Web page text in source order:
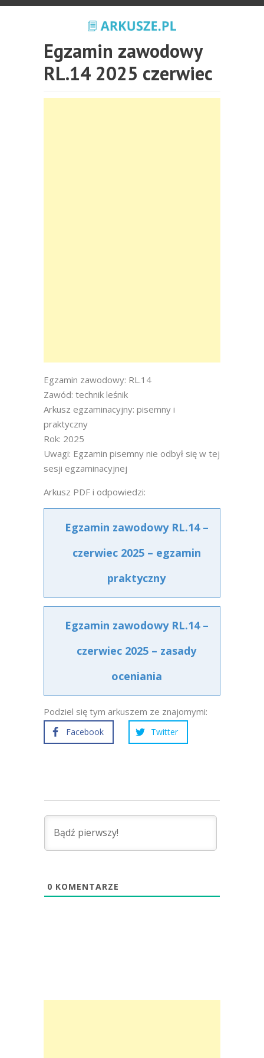
Egzamin zawodowy
RL.14 2025 czerwiec
Egzamin zawodowy: RL.14
Zawód: technik leśnik
Arkusz egzaminacyjny: pisemny i
praktyczny
Rok: 2025
Uwagi: Egzamin pisemny nie odbył się w tej
sesji egzaminacyjnej
Arkusz PDF i odpowiedzi:
Egzamin zawodowy RL.14 –
czerwiec 2025 – egzamin
praktyczny
Egzamin zawodowy RL.14 –
czerwiec 2025 – zasady
oceniania
Podziel się tym arkuszem ze znajomymi:
Facebook Twitter
0 KOMENTARZE